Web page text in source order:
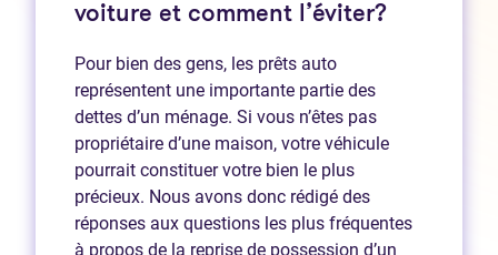
voiture et comment l’éviter?
Pour bien des gens, les prêts auto
représentent une importante partie des
dettes d’un ménage. Si vous n’êtes pas
propriétaire d’une maison, votre véhicule
pourrait constituer votre bien le plus
précieux. Nous avons donc rédigé des
réponses aux questions les plus fréquentes
à propos de la reprise de possession d’un